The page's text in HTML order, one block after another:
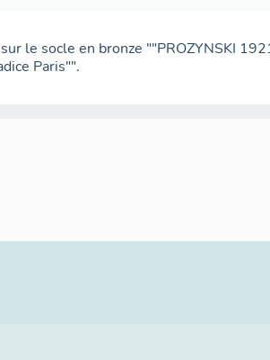
le socle en bronze ""PROZYNSKI
Paris"".